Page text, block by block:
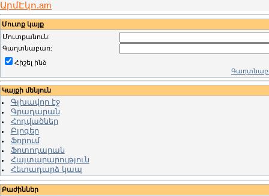
ԱրմԷկո.am
Մուտք կայք
Մուտքանուն:
Գաղտնաբառ:
Հիշել ինձ
Կայքի մենյուն
Գլխավոր էջ
Գրադարան
Հոդվածներ
Բլոգեր
Ֆորում
Ֆոտոդարան
Հայտարարություն
Հետադարձ կապ
Բաժիններ